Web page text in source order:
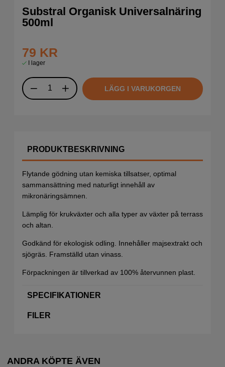
Substral Organisk Universalnäring
500ml
79 KR
I lager
LÄGG I VARUKORGEN
PRODUKTBESKRIVNING
Flytande gödning utan kemiska tillsatser, optimal
sammansättning med naturligt innehåll av
mikronäringsämnen.
Lämplig för krukväxter och alla typer av växter på terrass
och altan.
Godkänd för ekologisk odling. Innehåller majsextrakt och
sjögräs. Framställd utan vinass.
Förpackningen är tillverkad av 100% återvunnen plast.
SPECIFIKATIONER
FILER
ANDRA KÖPTE ÄVEN